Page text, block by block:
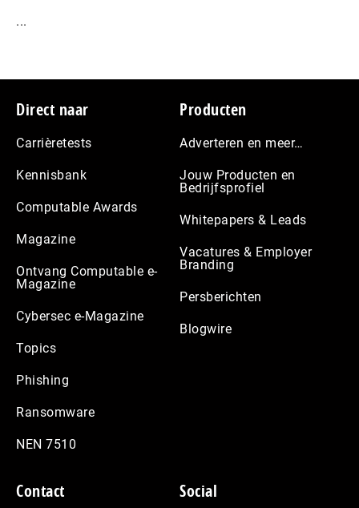
...
Footer
Direct naar
Carrièretests
Kennisbank
Computable Awards
Magazine
Ontvang Computable e-
Magazine
Cybersec e-Magazine
Topics
Phishing
Ransomware
NEN 7510
Producten
Adverteren en meer…
Jouw Producten en
Bedrijfsprofiel
Whitepapers & Leads
Vacatures & Employer
Branding
Persberichten
Blogwire
Contact Social